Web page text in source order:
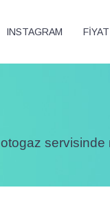
INSTAGRAM
servisinde